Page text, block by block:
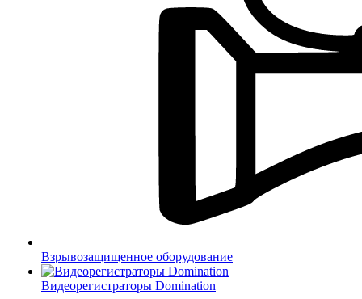
Взрывозащищенное оборудование
Видеорегистраторы Domination